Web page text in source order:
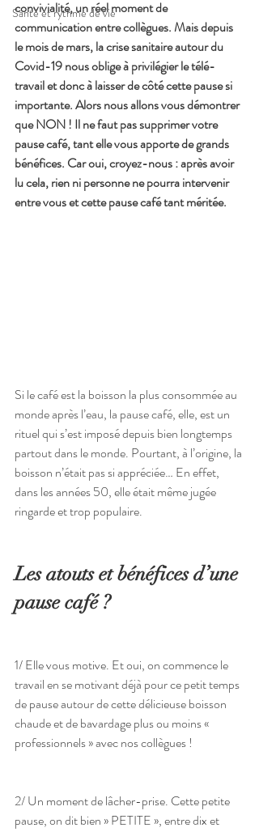
Santé et rythme de vie
convivialité, un réel moment de
communication entre collègues. Mais depuis
le mois de mars, la crise sanitaire autour du
Covid-19 nous oblige à privilégier le télé-
travail et donc à laisser de côté cette pause si
importante. Alors nous allons vous démontrer
que NON ! Il ne faut pas supprimer votre
pause café, tant elle vous apporte de grands
bénéfices. Car oui, croyez-nous : après avoir
lu cela, rien ni personne ne pourra intervenir
entre vous et cette pause café tant méritée.
Si le café est la boisson la plus consommée au
monde après l’eau, la pause café, elle, est un
rituel qui s’est imposé depuis bien longtemps
partout dans le monde. Pourtant, à l’origine, la
boisson n’était pas si appréciée… En effet,
dans les années 50, elle était même jugée
ringarde et trop populaire.
Les atouts et bénéfices d’une
pause café ?
1/ Elle vous motive. Et oui, on commence le
travail en se motivant déjà pour ce petit temps
de pause autour de cette délicieuse boisson
chaude et de bavardage plus ou moins «
professionnels » avec nos collègues !
2/ Un moment de lâcher-prise. Cette petite
pause, on dit bien » PETITE », entre dix et